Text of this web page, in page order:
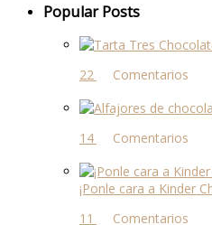
Popular Posts
22 comentarios
14 comentarios
¡Ponle cara a Kinder
11 comentarios